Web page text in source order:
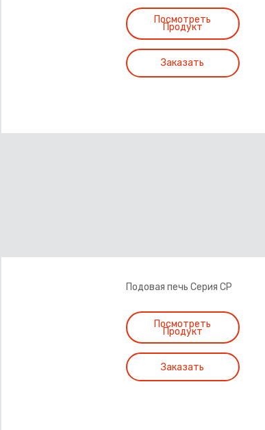
Посмотреть
Продукт
Заказать
Подовая печь Серия CP
Посмотреть
Продукт
Заказать